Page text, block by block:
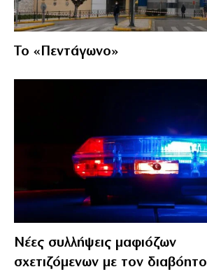
Το «Πεντάγωνο»
Νέες συλλήψεις μαφιόζων
σχετιζόμενων με τον διαβόητο